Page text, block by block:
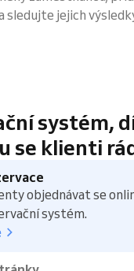
sledujte jejich
systém,
se klienti
objednávat se
systém.